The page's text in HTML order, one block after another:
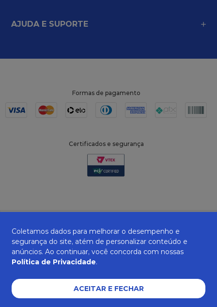
AJUDA E SUPORTE
Formas de pagamento
Certificados e segurança
ZANEPAN 2022 | CNPJ: 04.319.228/0001-08 | AVENIDA MAURO MIRANDA
29309-712
Coletamos dados para melhorar o desempenho e
segurança do site, atém de personalizar conteúdo e
anúncios. Ao continuar, você concorda com nossas
Política de Privacidade.
ACEITAR E FECHAR